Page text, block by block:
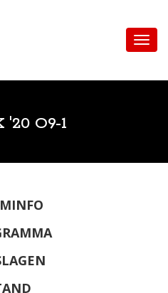
'20 O9-1